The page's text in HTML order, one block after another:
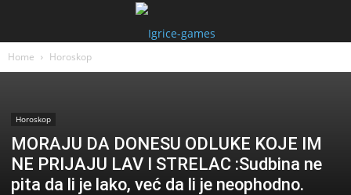
Home Horoskop
Horoskop
MORAJU DA DONESU ODLUKE KOJE IM
NE PRIJAJU LAV I STRELAC :Sudbina ne
pita da li je lako, već da li je neophodno.